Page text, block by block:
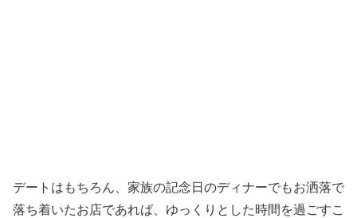
デートはもちろん、家族の記念日のディナーでもお洒落で
落ち着いたお店であれば、ゆっくりとした時間を過ごすこ